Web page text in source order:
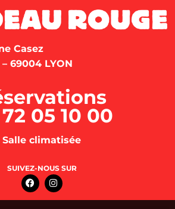
Casez
69004 LYON
05 10 00
Salle climatisée
SUIVEZ-NOUS SUR